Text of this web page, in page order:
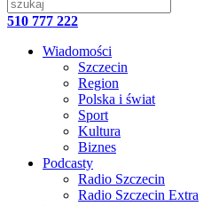
510 777 222
Wiadomości
Szczecin
Region
Polska i świat
Sport
Kultura
Biznes
Podcasty
Radio Szczecin
Radio Szczecin Extra